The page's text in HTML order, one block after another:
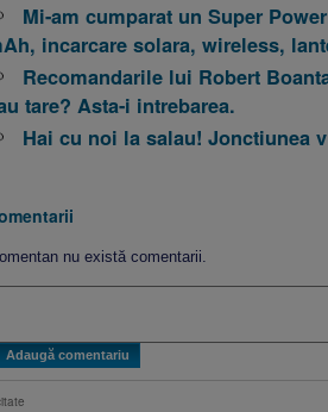
Mi-am cumparat un Super
incarcare solara, wireless,
Recomandarile lui Robert
tare? Asta-i intrebarea.
Hai cu noi la salau! Jonctiunea
nu există comentarii.